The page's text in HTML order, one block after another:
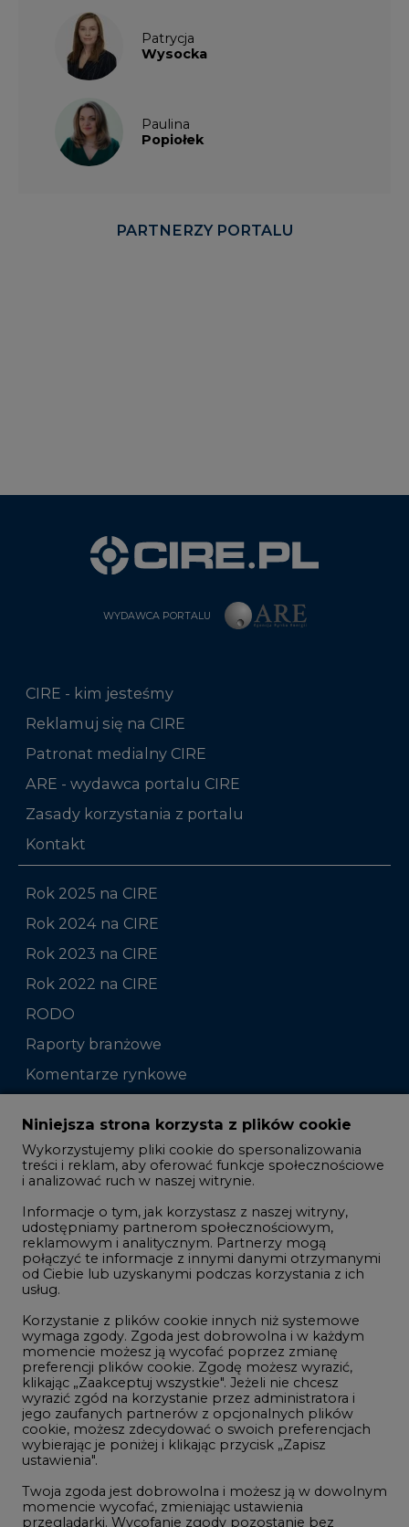
Patrycja
Wysocka
Paulina
Popiołek
PARTNERZY PORTALU
WYDAWCA PORTALU
CIRE - kim jesteśmy
Reklamuj się na CIRE
Patronat medialny CIRE
ARE - wydawca portalu CIRE
Zasady korzystania z portalu
Kontakt
Rok 2025 na CIRE
Rok 2024 na CIRE
Rok 2023 na CIRE
Rok 2022 na CIRE
RODO
Raporty branżowe
Komentarze rynkowe
Zmiany kadrowe na rynku
Studio CIRE
Rozmowy o energetyce
Gospodarka
Geopolityka
LTE450
Innowacje i AI
Telekomunikacja i IT
Handel emisjami CO2
Wodór
Górnictwo
Atom
Niniejsza strona korzysta z plików cookie
Wykorzystujemy pliki cookie do spersonalizowania
treści i reklam, aby oferować funkcje społecznościowe
i analizować ruch w naszej witrynie.
Informacje o tym, jak korzystasz z naszej witryny,
udostępniamy partnerom społecznościowym,
reklamowym i analitycznym. Partnerzy mogą
połączyć te informacje z innymi danymi otrzymanymi
od Ciebie lub uzyskanymi podczas korzystania z ich
usług.
Korzystanie z plików cookie innych niż systemowe
wymaga zgody. Zgoda jest dobrowolna i w każdym
momencie możesz ją wycofać poprzez zmianę
preferencji plików cookie. Zgodę możesz wyrazić,
klikając „Zaakceptuj wszystkie". Jeżeli nie chcesz
wyrazić zgód na korzystanie przez administratora i
jego zaufanych partnerów z opcjonalnych plików
cookie, możesz zdecydować o swoich preferencjach
wybierając je poniżej i klikając przycisk „Zapisz
ustawienia".
Twoja zgoda jest dobrowolna i możesz ją w dowolnym
momencie wycofać, zmieniając ustawienia
przeglądarki. Wycofanie zgody pozostanie bez